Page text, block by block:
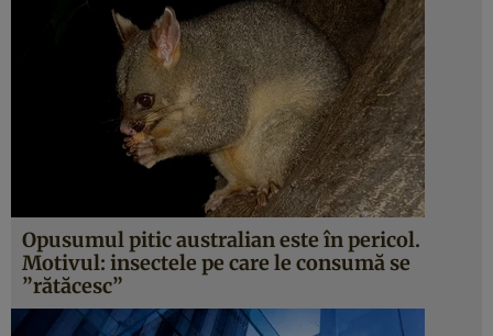
Opusumul pitic australian este în pericol.
Motivul: insectele pe care le consumă se
”rătăcesc”